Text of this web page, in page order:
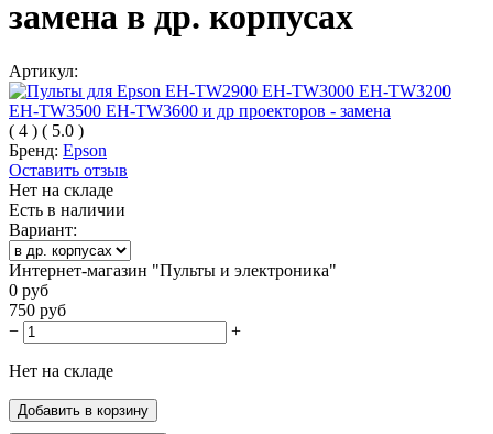
замена в др. корпусах
Артикул:
( 4 ) ( 5.0 )
Бренд: Epson
Оставить отзыв
Нет на складе
Есть в наличии
Вариант:
Интернет-магазин "Пульты и электроника"
0 руб
750 руб
−
+
Нет на складе
Добавить в корзину